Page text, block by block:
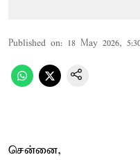
Published on: 18 May 2026,
சென்னை,